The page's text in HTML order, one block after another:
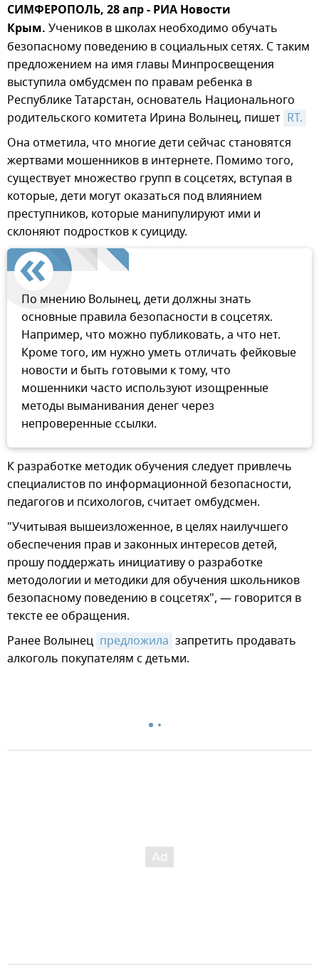
СИМФЕРОПОЛЬ, 28 апр - РИА Новости
Крым. Учеников в школах необходимо обучать
безопасному поведению в социальных сетях. С таким
предложением на имя главы Минпросвещения
выступила омбудсмен по правам ребенка в
Республике Татарстан, основатель Национального
родительского комитета Ирина Волынец, пишет RT.
Она отметила, что многие дети сейчас становятся
жертвами мошенников в интернете. Помимо того,
существует множество групп в соцсетях, вступая в
которые, дети могут оказаться под влиянием
преступников, которые манипулируют ими и
склоняют подростков к суициду.
По мнению Волынец, дети должны знать
основные правила безопасности в соцсетях.
Например, что можно публиковать, а что нет.
Кроме того, им нужно уметь отличать фейковые
новости и быть готовыми к тому, что
мошенники часто используют изощренные
методы выманивания денег через
непроверенные ссылки.
К разработке методик обучения следует привлечь
специалистов по информационной безопасности,
педагогов и психологов, считает омбудсмен.
"Учитывая вышеизложенное, в целях наилучшего
обеспечения прав и законных интересов детей,
прошу поддержать инициативу о разработке
методологии и методики для обучения школьников
безопасному поведению в соцсетях", — говорится в
тексте ее обращения.
Ранее Волынец предложила запретить продавать
алкоголь покупателям с детьми.